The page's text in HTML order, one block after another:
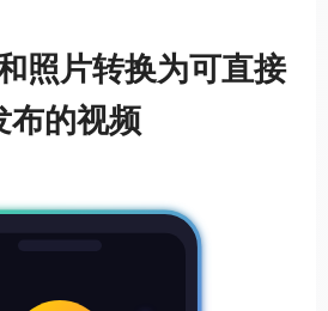
照片转换为可直接
布的视频